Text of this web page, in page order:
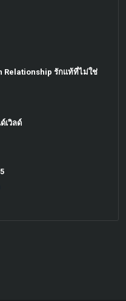
Relationship รักแท้ที่ไม่ใช่
เวิลด์